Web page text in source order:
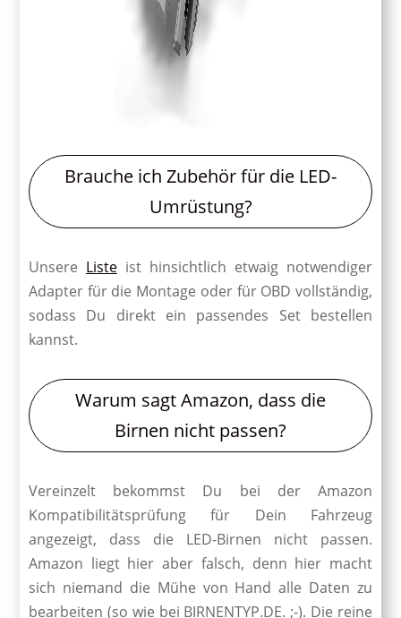
Brauche ich Zubehör für die LED-
Umrüstung?
Unsere Listeist hinsichtlich etwaig notwendiger
Adapter für die Montage oder für OBD vollständig,
sodass Du direkt ein passendes Set bestellen
kannst.
Warum sagt Amazon, dass die
Birnen nicht passen?
Vereinzelt bekommst Du bei der Amazon
Kompatibilitätsprüfung für Dein Fahrzeug
angezeigt, dass die LED-Birnen nicht passen.
Amazon liegt hier aber falsch, denn hier macht
sich niemand die Mühe von Hand alle Daten zu
bearbeiten (so wie bei BIRNENTYP.DE. ;-). Die reine